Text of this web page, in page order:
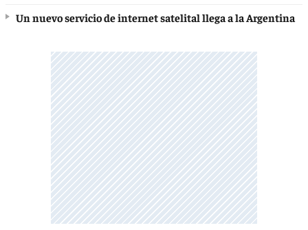
Un nuevo servicio de internet satelital llega a la Argentina